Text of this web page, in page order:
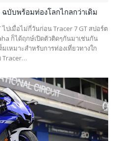
บับพร้อมท่องโลกไกลกว่าเดิม
ไปเมื่อไม่กี่วันก่อน Tracer 7 GT สปอร์ต
ก็ได้ฤกษ์เปิดตัวติดๆกันมาเช่นกัน
หมาะสำหรับการท่องเที่ยวทางใก
Tracer…